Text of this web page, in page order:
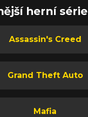
herní série
Assassin's Creed
Grand Theft Auto
Mafia